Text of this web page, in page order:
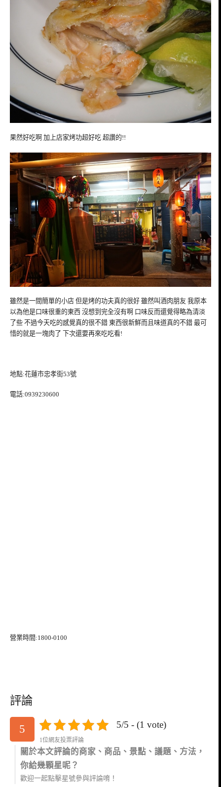
果然好吃啊 加上店家烤功超好吃 超讚的!!
雖然是一間簡單的小店 但是烤的功夫真的很好 雖然叫酒肉朋友 我原本
以為他是口味很重的東西 沒想到完全沒有啊 口味反而還覺得略為清淡
了些 不過今天吃的感覺真的很不錯 東西很新鮮而且味道真的不錯 最可
惜的就是一塊肉了 下次還要再來吃吃看!
地點:花蓮市忠孝街53號
電話:0939230600
營業時間:1800-0100
評論
5 5/5 - (1 vote)
1位網友投票評論
關於本文評論的商家、商品、景點、議題、方法，
你給幾顆星呢？
歡迎一起點擊星號參與評論唷！